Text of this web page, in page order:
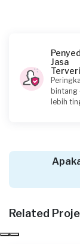
Jasa
bintang
lebih
Related